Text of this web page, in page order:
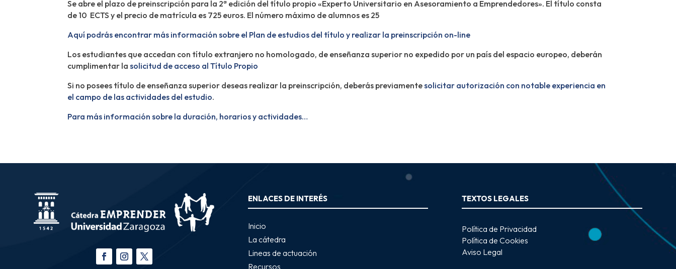
Se abre el plazo de preinscripción para la 2ª edición del título propio «Experto Universitario en Asesoramiento a Emprendedores». El título consta
de 10 ECTS y el precio de matrícula es 725 euros. El número máximo de alumnos es 25
Aquí podrás encontrar más información sobre el Plan de estudios del título y realizar la preinscripción on-line
Los estudiantes que accedan con título extranjero no homologado, de enseñanza superior no expedido por un país del espacio europeo, deberán
cumplimentar lasolicitud de acceso al Título Propio
Si no posees título de enseñanza superior deseas realizar la preinscripción, deberás previamentesolicitar autorización con notable experiencia en
el campo de las actividades del estudio.
Para más información sobre la duración, horarios y actividades…
ENLACES DE INTERÉS
Inicio
La cátedra
Lineas de actuación
Recursos
TEXTOS LEGALES
Política de Privacidad
Política de Cookies
Aviso Legal